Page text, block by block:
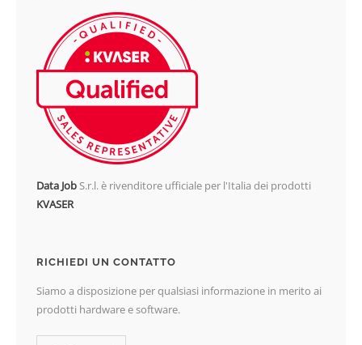
Data JobS.r.l. è rivenditore ufficiale per l'Italia dei prodotti
KVASER
RICHIEDI UN CONTATTO
Siamo a disposizione per qualsiasi informazione in merito ai
prodotti hardware e software.